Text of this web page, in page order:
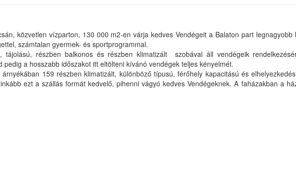
közvetlen vízparton, 130 000 m2-en várja kedves Vendégeit a Balaton part
számtalan gyermek- és sportprogrammal.
részben balkonos és részben klimatizált szobával áll vendégeik
a hosszabb időszakot itt eltölteni kívánó vendégek teljes kényelmét.
159 részben klimatizált, különböző típusú, férőhely kapacitású és
ezt a szállás formát kedvelő, pihenni vágyó kedves Vendégeknek. A faházakban a